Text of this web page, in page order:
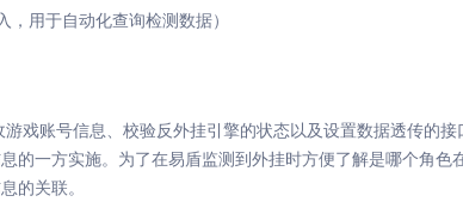
用于自动化查询检测数据）
戏账号信息、校验反外挂引擎的状态以及设置数据透传的
的一方实施。为了在易盾监测到外挂时方便了解是哪个角色
的关联。